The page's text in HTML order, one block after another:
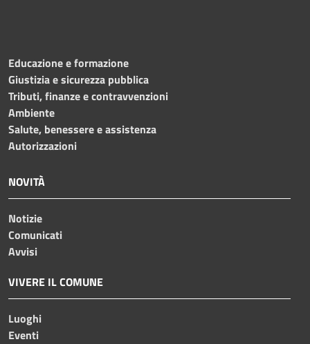
Educazione e formazione
Giustizia e sicurezza pubblica
Tributi, finanze e contravvenzioni
Ambiente
Salute, benessere e assistenza
Autorizzazioni
NOVITÀ
Notizie
Comunicati
Avvisi
VIVERE IL COMUNE
Luoghi
Eventi